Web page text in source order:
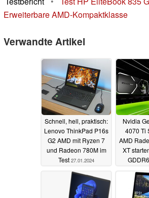
Erweiterbare AMD-Kompaktklasse
Verwandte Artikel
Schnell, hell, praktisch:
Lenovo ThinkPad P16s
G2 AMD mit Ryzen 7
und Radeon 780M im
Test 27.01.2024
Nvidia
4070 Ti
AMD
XT